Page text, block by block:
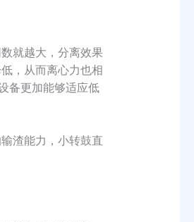
就越大，分离效果
，从而离心力也相
备更加能够适应低
渣能力，小转鼓直